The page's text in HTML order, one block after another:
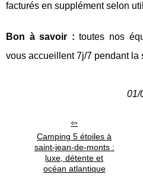
facturés en supplément selon
Bon à savoir : toutes nos
vous accueillent 7j/7 pendant la
01/
Camping 5 étoiles à
saint-jean-de-monts :
luxe, détente et
océan atlantique